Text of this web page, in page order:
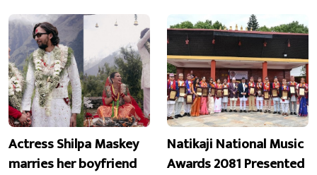
Actress Shilpa Maskey
marries her boyfriend
Natikaji National Music
Awards 2081 Presented